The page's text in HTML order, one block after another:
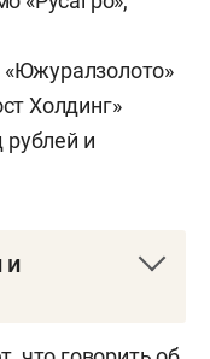
Холдинг»
рублей и
и
— слияния